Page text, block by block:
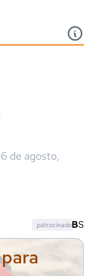
6 de agosto,
patrocinado